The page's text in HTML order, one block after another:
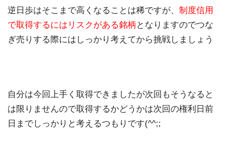
逆日歩はそこまで高くなることは稀ですが、 制度信用
で取得するにはリスクがある銘柄 となりますのでつな
ぎ売りする際にはしっかり考えてから挑戦しましょう
自分は今回上手く取得できましたが次回もそうなると
は限りませんので取得するかどうかは次回の権利日前
日までしっかりと考えるつもりです(^^;;